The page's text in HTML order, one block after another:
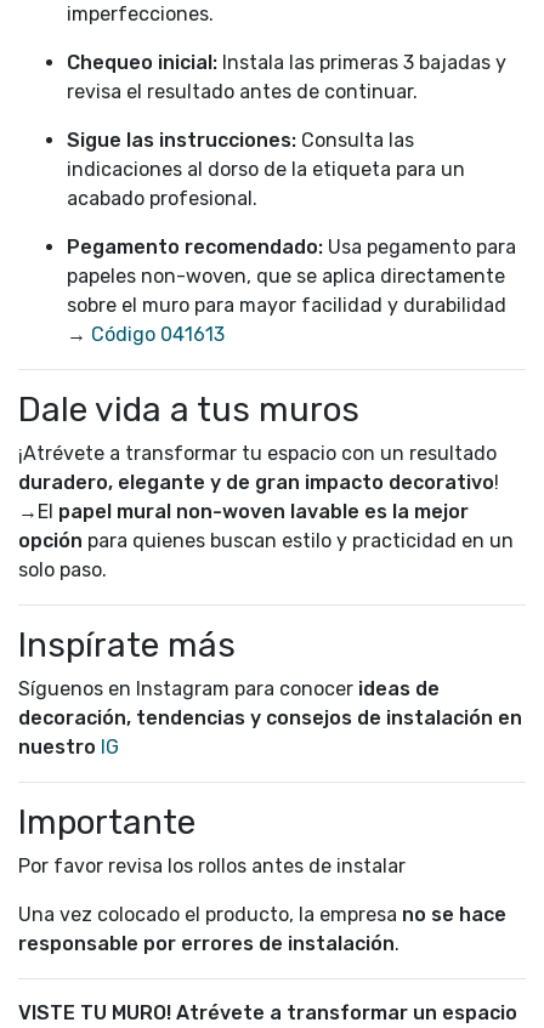
imperfecciones.
Chequeo inicial: Instala las primeras 3 bajadas y
revisa el resultado antes de continuar.
Sigue las instrucciones: Consulta las
indicaciones al dorso de la etiqueta para un
acabado profesional.
Pegamento recomendado: Usa pegamento para
papeles non-woven, que se aplica directamente
sobre el muro para mayor facilidad y durabilidad
→ Código 041613
Dale vida a tus muros
¡Atrévete a transformar tu espacio con un resultado
duradero, elegante y de gran impacto decorativo!
→El papel mural non-woven lavable es la mejor
opción para quienes buscan estilo y practicidad en un
solo paso.
Inspírate más
Síguenos en Instagram para conocer ideas de
decoración, tendencias y consejos de instalación en
nuestro IG
Importante
Por favor revisa los rollos antes de instalar
Una vez colocado el producto, la empresa no se hace
responsable por errores de instalación.
VISTE TU MURO! Atrévete a transformar un espacio